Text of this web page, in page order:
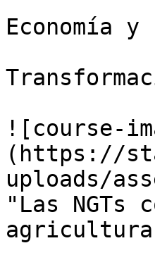
Economía y
![course-
(https://
uploads/
"Las NGTs